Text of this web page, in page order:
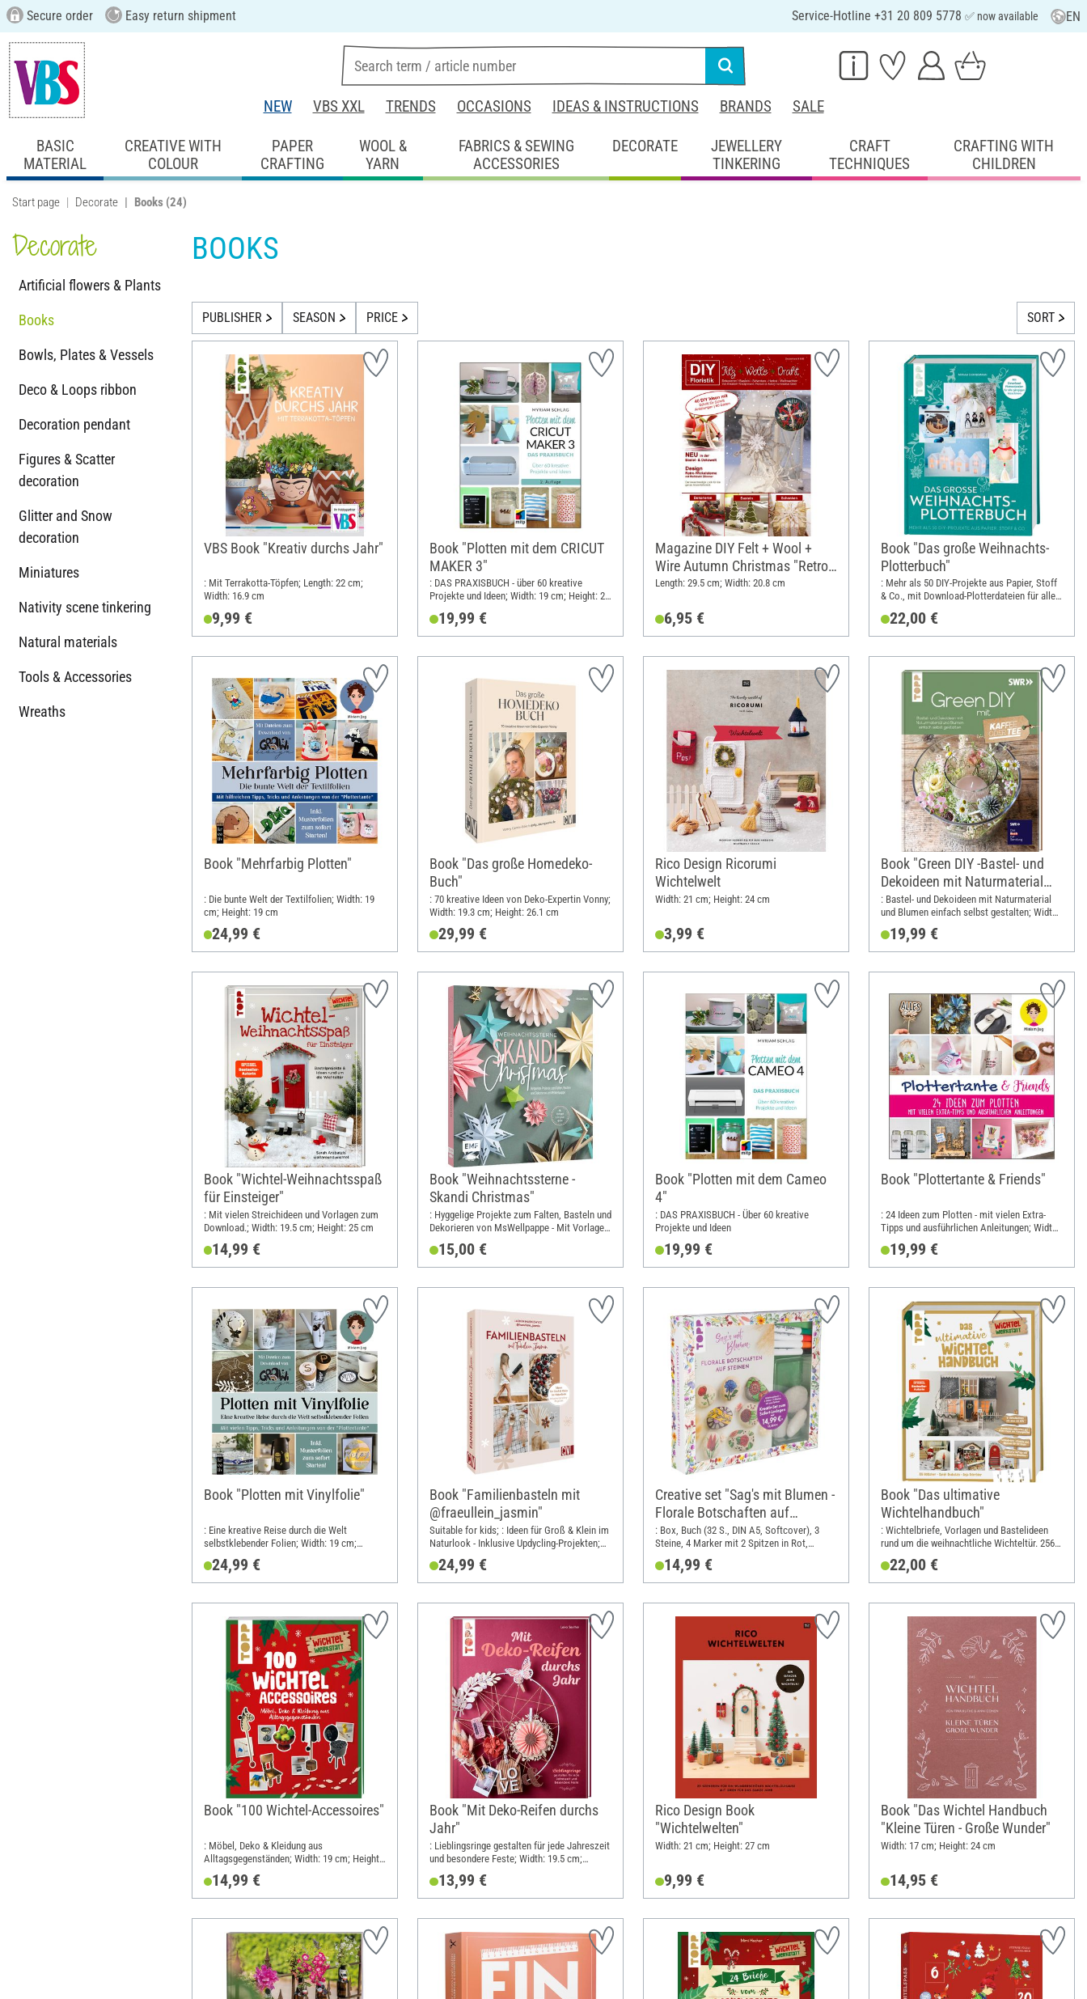
Secure order Easy return shipment Service-Hotline +31 20 809 5778 ✅ now available EN
NEW VBS XXL TRENDS OCCASIONS IDEAS & INSTRUCTIONS BRANDS SALE
BASIC
MATERIAL
CREATIVE WITH
COLOUR
PAPER
CRAFTING
WOOL &
YARN
FABRICS & SEWING
ACCESSORIES
DECORATE
JEWELLERY
TINKERING
CRAFT
TECHNIQUES
CRAFTING WITH
CHILDREN
Start page Decorate Books (24)
Decorate
Artificial flowers & Plants
Books
Bowls, Plates & Vessels
Deco & Loops ribbon
Decoration pendant
Figures & Scatter
decoration
Glitter and Snow
decoration
Miniatures
Nativity scene tinkering
Natural materials
Tools & Accessories
Wreaths
BOOKS
PUBLISHER SEASON PRICE SORT
VBS Book "Kreativ durchs Jahr"
: Mit Terrakotta-Töpfen; Length: 22 cm;
Width: 16.9 cm
9,99 €
Book "Plotten mit dem CRICUT
MAKER 3"
: DAS PRAXISBUCH - über 60 kreative
Projekte und Ideen; Width: 19 cm; Height: 26
19,99 €
Magazine DIY Felt + Wool +
Wire Autumn Christmas "Retro
Wrap Stars"
Length: 29.5 cm; Width: 20.8 cm
6,95 €
Book "Das große Weihnachts-
Plotterbuch"
: Mehr als 50 DIY-Projekte aus Papier, Stoff
& Co., mit Download-Plotterdateien für alle
Height: 28.5 cm
22,00 €
Book "Mehrfarbig Plotten"
: Die bunte Welt der Textilfolien; Width: 19
cm; Height: 19 cm
24,99 €
Book "Das große Homedeko-
Buch"
: 70 kreative Ideen von Deko-Expertin Vonny;
Width: 19.3 cm; Height: 26.1 cm
29,99 €
Rico Design Ricorumi
Wichtelwelt
Width: 21 cm; Height: 24 cm
3,99 €
Book "Green DIY -Bastel- und
Dekoideen mit Naturmaterial
und Blumen"
: Bastel- und Dekoideen mit Naturmaterial
und Blumen einfach selbst gestalten; Width:
19,99 €
Book "Wichtel-Weihnachtsspaß
für Einsteiger"
: Mit vielen Streichideen und Vorlagen zum
Download.; Width: 19.5 cm; Height: 25 cm
14,99 €
Book "Weihnachtssterne -
Skandi Christmas"
: Hyggelige Projekte zum Falten, Basteln und
Dekorieren von MsWellpappe - Mit Vorlagen
24.1 cm
15,00 €
Book "Plotten mit dem Cameo
4"
: DAS PRAXISBUCH - Über 60 kreative
Projekte und Ideen
19,99 €
Book "Plottertante & Friends"
: 24 Ideen zum Plotten - mit vielen Extra-
Tipps und ausführlichen Anleitungen; Width:
19,99 €
Book "Plotten mit Vinylfolie"
: Eine kreative Reise durch die Welt
selbstklebender Folien; Width: 19 cm;
24,99 €
Book "Familienbasteln mit
@fraeullein_jasmin"
Suitable for kids; : Ideen für Groß & Klein im
Naturlook - Inklusive Updycling-Projekten;
24,99 €
Creative set "Sag's mit Blumen -
Florale Botschaften auf
Steinen."
: Box, Buch (32 S., DIN A5, Softcover), 3
Steine, 4 Marker mit 2 Spitzen in Rot,
14,99 €
Book "Das ultimative
Wichtelhandbuch"
: Wichtelbriefe, Vorlagen und Bastelideen
rund um die weihnachtliche Wichteltür. 256
Height: 25 cm
22,00 €
Book "100 Wichtel-Accessoires"
: Möbel, Deko & Kleidung aus
Alltagsgegenständen; Width: 19 cm; Height:
24.5 cm
14,99 €
Book "Mit Deko-Reifen durchs
Jahr"
: Lieblingsringe gestalten für jede Jahreszeit
und besondere Feste; Width: 19.5 cm;
Height: 25 cm
13,99 €
Rico Design Book
"Wichtelwelten"
Width: 21 cm; Height: 27 cm
9,99 €
Book "Das Wichtel Handbuch
"Kleine Türen - Große Wunder"
Width: 17 cm; Height: 24 cm
14,95 €